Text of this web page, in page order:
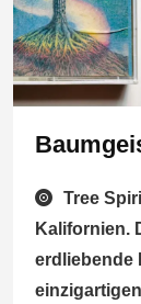
Tree
Kalifornien.
erdliebende